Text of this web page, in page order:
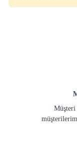
Müşteri